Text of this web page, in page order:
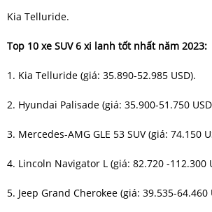
Kia Telluride.
Top 10 xe SUV 6 xi lanh tốt nhất năm 2023:
1. Kia Telluride (giá: 35.890-52.985 USD).
2. Hyundai Palisade (giá: 35.900-51.750
3. Mercedes-AMG GLE 53 SUV (giá: 74.150
4. Lincoln Navigator L (giá: 82.720 -112.300
5. Jeep Grand Cherokee (giá: 39.535-64.460